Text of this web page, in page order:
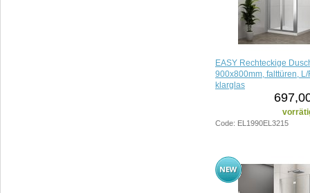
EASY Rechteckige
900x800mm, falttüren,
klarglas
Code: EL1990EL3215